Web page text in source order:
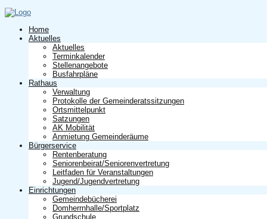
Home
Aktuelles
Aktuelles
Terminkalender
Stellenangebote
Busfahrpläne
Rathaus
Verwaltung
Protokolle der Gemeinderatssitzungen
Ortsmittelpunkt
Satzungen
AK Mobilität
Anmietung Gemeinderäume
Bürgerservice
Rentenberatung
Seniorenbeirat/Seniorenvertretung
Leitfaden für Veranstaltungen
Jugend/Jugendvertretung
Einrichtungen
Gemeindebücherei
Domherrnhalle/Sportplatz
Grundschule